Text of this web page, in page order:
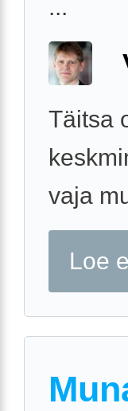
...
Täitsa
vaja
Loe